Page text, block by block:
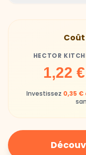
Industrielle
chimiques
Industrielle
Repas
HECTOR
1,22 €
Investissez 0,35